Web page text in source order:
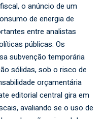
o anúncio de um
de energia de
entre analistas
públicas. Os
subvenção temporária
sólidas, sob o risco de
orçamentária
editorial central gira em
avaliando se o uso de